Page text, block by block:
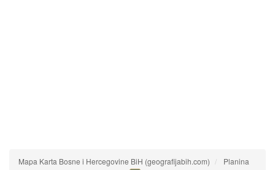
Mapa Karta Bosne i Hercegovine BiH (geografijabih.com)
Planina